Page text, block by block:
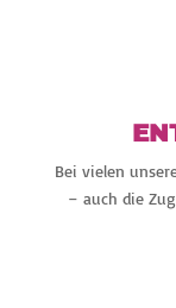
Bei vielen
– auch die